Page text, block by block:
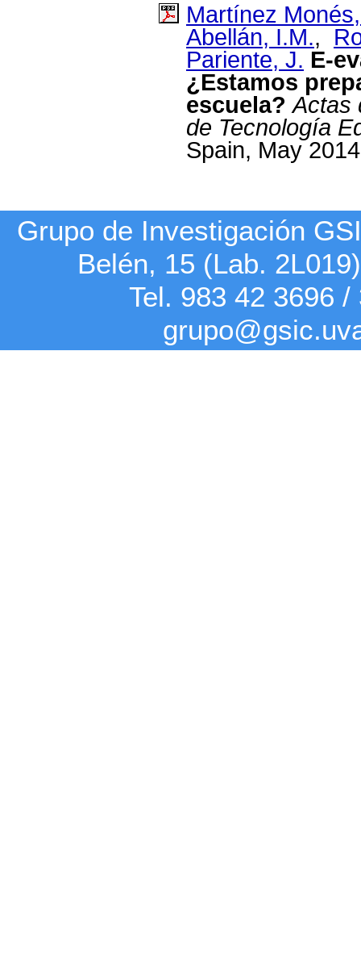
Martínez
Abellán, I.M.,
Pariente, J. E-
¿Estamos
escuela? Actas
de Tecnología
Spain, May
Grupo de Investigación
Belén, 15 (Lab. 2L019)
Tel. 983 42 3696 /